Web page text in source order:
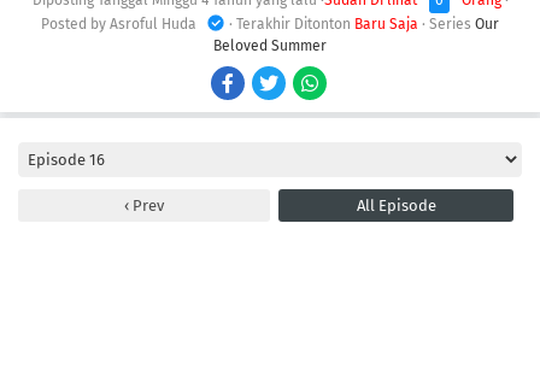
Posted by Asroful Huda
· Terakhir Ditonton Baru Saja · Series Our
Beloved Summer
Prev All Episode